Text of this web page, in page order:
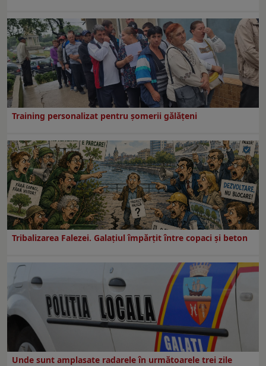
Training personalizat pentru șomerii gălățeni
Tribalizarea Falezei. Galațiul împărțit între copaci și beton
Unde sunt amplasate radarele în următoarele trei zile